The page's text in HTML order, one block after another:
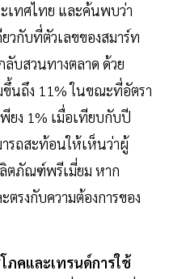
เทศไทย และค้นพบว่า
วกับที่ตัวเลขของสมาร์ท
บสวนทางตลาด ด้วย
ขึ้นถึง 11% ในขณะที่อัตรา
ยง 1% เมื่อเทียบกับปี
รถสะท้อนให้เห็นว่าผู้
ตภัณฑ์พรีเมี่ยม หาก
งกับความต้องการของ
ภคและเทรนด์การใช้